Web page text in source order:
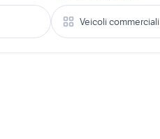
Veicoli commerciali